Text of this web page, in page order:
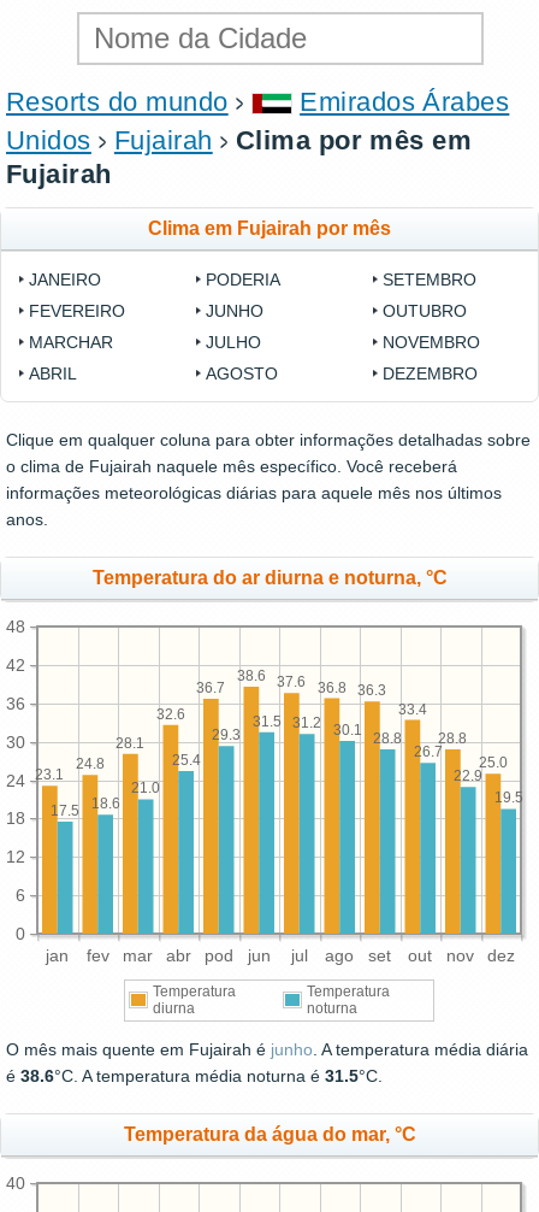
Resorts do mundo
Emirados Árabes
Unidos
Fujairah
Clima por mês em
Fujairah
Clima em Fujairah por mês
JANEIRO
FEVEREIRO
MARCHAR
ABRIL
PODERIA
JUNHO
JULHO
AGOSTO
SETEMBRO
OUTUBRO
NOVEMBRO
DEZEMBRO
Clique em qualquer coluna para obter informações detalhadas sobre
o clima de Fujairah naquele mês específico. Você receberá
informações meteorológicas diárias para aquele mês nos últimos
anos.
Temperatura do ar diurna e noturna, °C
jan fev mar abr pod jun jul ago set out nov dez
0
6
12
18
24
30
36
42
48
25.0
28.8
33.4
36.3
36.8
37.6
38.6
36.7
32.6
28.1
24.8
23.1
19.5
22.9
26.7
28.8
30.1
31.2
31.5
29.3
25.4
21.0
18.6
17.5
Temperatura
diurna
Temperatura
noturna
O mês mais quente em Fujairah é junho . A temperatura média diária
é 38.6°C. A temperatura média noturna é 31.5°C.
Temperatura da água do mar, °C
40